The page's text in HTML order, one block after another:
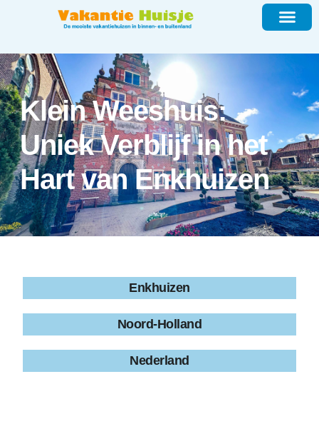
Klein Weeshuis:
Uniek Verblijf in het
Hart van Enkhuizen
Enkhuizen
Noord-Holland
Nederland